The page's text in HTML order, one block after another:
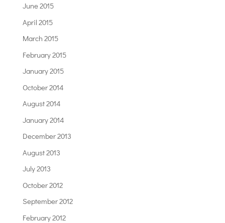
June 2015
April 2015
March 2015
February 2015
January 2015
October 2014
August 2014
January 2014
December 2013
August 2013
July 2013
October 2012
September 2012
February 2012